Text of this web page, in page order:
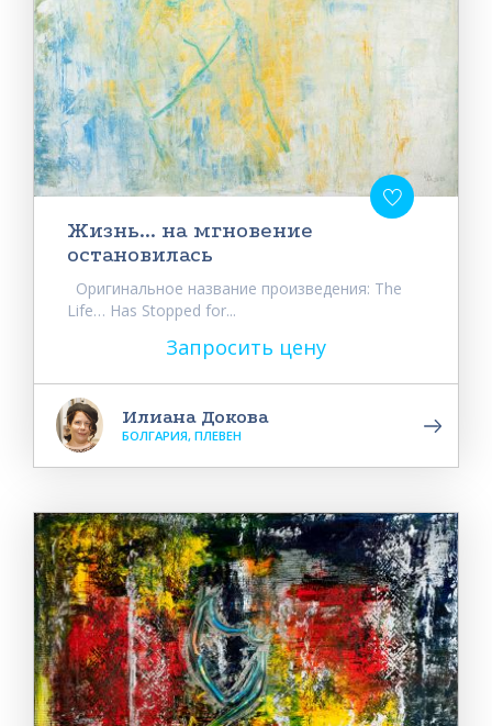
Жизнь... на мгновение
остановилась
Оригинальное название произведения: The
Life… Has Stopped for...
Запросить цену
Илиана Докова
БОЛГАРИЯ, ПЛЕВЕН